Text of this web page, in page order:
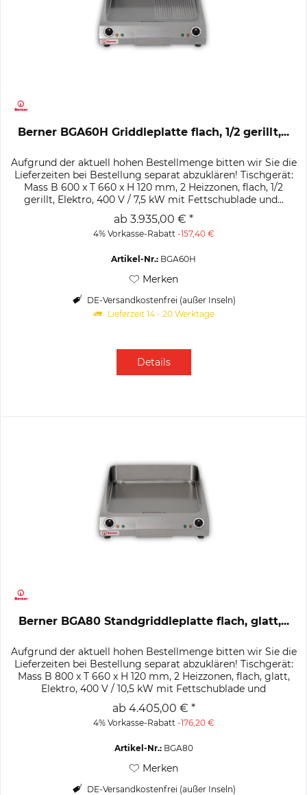
Berner BGA60H Griddleplatte flach, 1/2 gerillt,...
Aufgrund der aktuell hohen Bestellmenge bitten wir Sie die
Lieferzeiten bei Bestellung separat abzuklären! Tischgerät:
Mass B 600 x T 660 x H 120 mm, 2 Heizzonen, flach, 1/2
gerillt, Elektro, 400 V / 7,5 kW mit Fettschublade und...
ab 3.935,00 € *
4% Vorkasse-Rabatt -157,40 €
Artikel-Nr.: BGA60H
Merken
DE-Versandkostenfrei (außer Inseln)
Lieferzeit 14 - 20 Werktage
Details
Berner BGA80 Standgriddleplatte flach, glatt,...
Aufgrund der aktuell hohen Bestellmenge bitten wir Sie die
Lieferzeiten bei Bestellung separat abzuklären! Tischgerät:
Mass B 800 x T 660 x H 120 mm, 2 Heizzonen, flach, glatt,
Elektro, 400 V / 10,5 kW mit Fettschublade und
abnehmbarem...
ab 4.405,00 € *
4% Vorkasse-Rabatt -176,20 €
Artikel-Nr.:BGA80
Merken
DE-Versandkostenfrei (außer Inseln)